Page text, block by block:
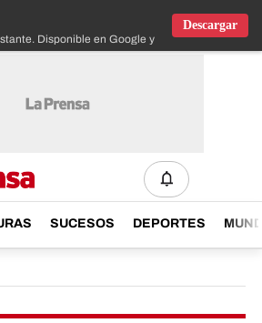
Disponible en Google y IOS
Descargar
SUCESOS DEPORTES